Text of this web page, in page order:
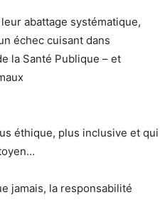
abattage systématique,
échec cuisant dans
la Santé Publique – et
éthique, plus inclusive et qui
jamais, la responsabilité